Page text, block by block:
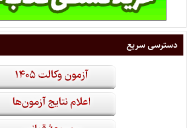
دسترسی سریع